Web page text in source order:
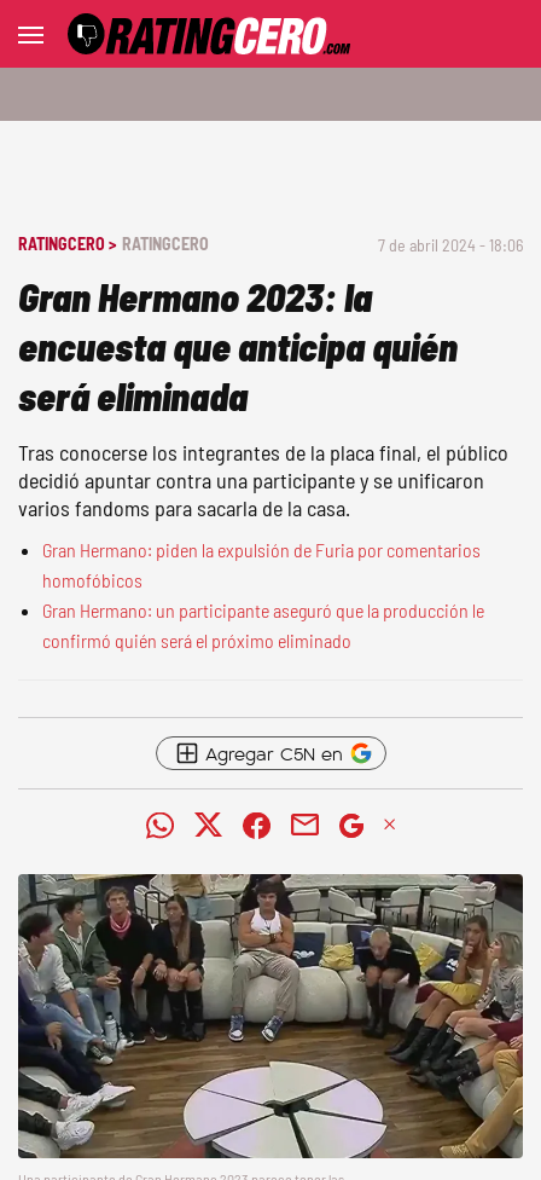
RATINGCERO > RATINGCERO 7 de abril 2024 - 18:06
Gran Hermano 2023: la
encuesta que anticipa quién
será eliminada
Tras conocerse los integrantes de la placa final, el público
decidió apuntar contra una participante y se unificaron
varios fandoms para sacarla de la casa.
Gran Hermano: piden la expulsión de Furia por comentarios
homofóbicos
Gran Hermano: un participante aseguró que la producción le
confirmó quién será el próximo eliminado
Agregar C5N en